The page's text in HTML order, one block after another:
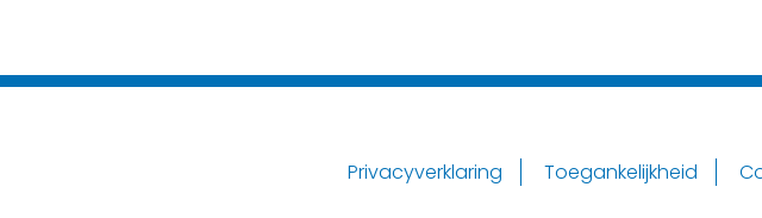
Privacyverklaring Toegankelijkheid